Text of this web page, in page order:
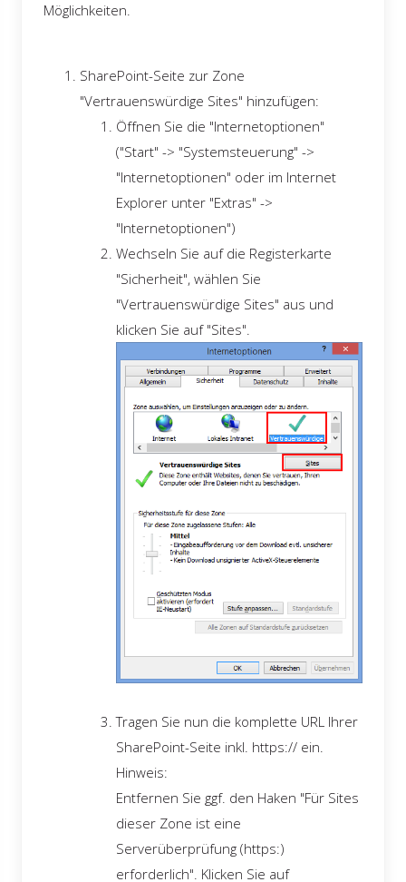
Möglichkeiten.
SharePoint-Seite zur Zone
"Vertrauenswürdige Sites" hinzufügen:
Öffnen Sie die "Internetoptionen"
("Start" -> "Systemsteuerung" ->
"Internetoptionen" oder im Internet
Explorer unter "Extras" ->
"Internetoptionen")
Wechseln Sie auf die Registerkarte
"Sicherheit", wählen Sie
"Vertrauenswürdige Sites" aus und
klicken Sie auf "Sites".
Tragen Sie nun die komplette URL Ihrer
SharePoint-Seite inkl. https:// ein.
Hinweis:
Entfernen Sie ggf. den Haken "Für Sites
dieser Zone ist eine
Serverüberprüfung (https:)
erforderlich". Klicken Sie auf